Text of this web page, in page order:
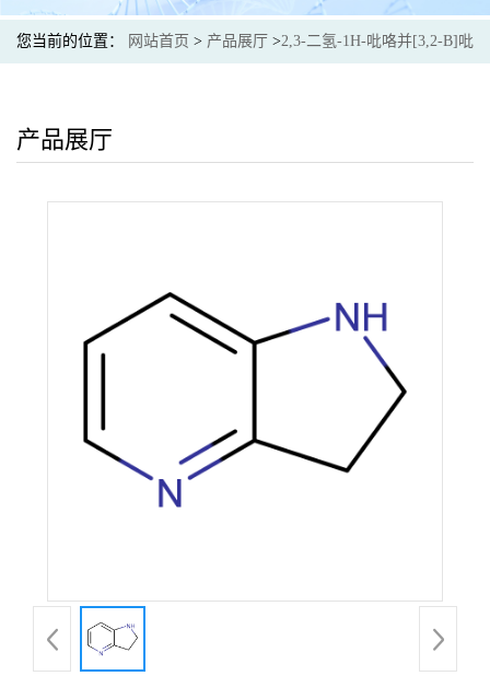
您当前的位置： 网站首页 > 产品展厅 >2,3-二氢-1H-吡咯并[3,2-B]吡
产品展厅